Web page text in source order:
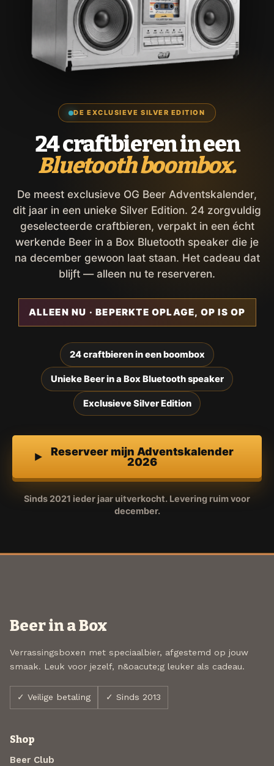
DE EXCLUSIEVE SILVER EDITION
24 craftbieren in een
Bluetooth boombox.
De meest exclusieve OG Beer Adventskalender,
dit jaar in een unieke Silver Edition. 24 zorgvuldig
geselecteerde craftbieren, verpakt in een écht
werkende Beer in a Box Bluetooth speaker die je
na december gewoon laat staan. Het cadeau dat
blijft — alleen nu te reserveren.
ALLEEN NU · BEPERKTE OPLAGE, OP IS OP
24 craftbieren in een boombox
Unieke Beer in a Box Bluetooth speaker
Exclusieve Silver Edition
Reserveer mijn Adventskalender
2026
Sinds 2021 ieder jaar uitverkocht. Levering ruim voor
december.
Beer in a Box
Verrassingsboxen met speciaalbier, afgestemd op jouw
smaak. Leuk voor jezelf, n&oacute;g leuker als cadeau.
✓ Veilige betaling ✓ Sinds 2013
Shop
Beer Club